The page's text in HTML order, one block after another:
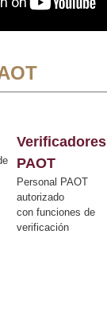
Verificadores
PAOT
Personal PAOT
autorizado
con funciones de
verificación